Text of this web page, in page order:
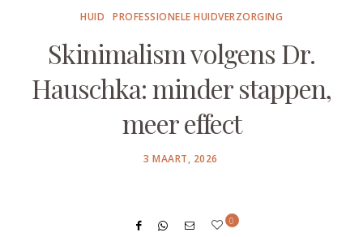
HUID PROFESSIONELE HUIDVERZORGING
Skinimalism volgens Dr.
Hauschka: minder stappen,
meer effect
POSTED
3 MAART, 2026
0